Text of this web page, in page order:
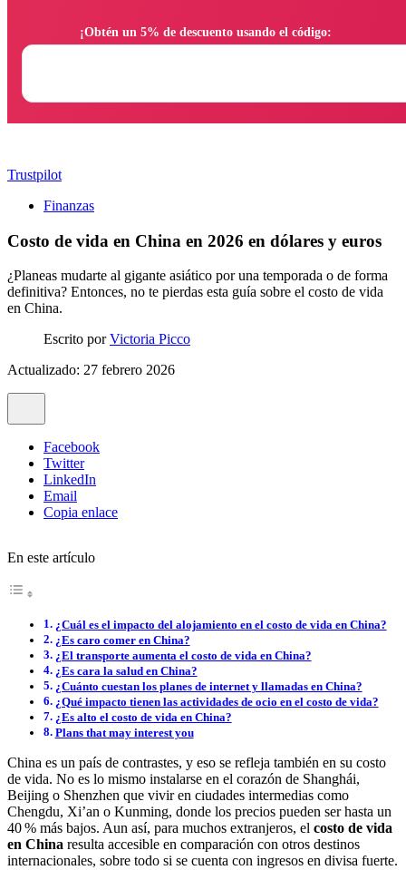
Trustpilot
Finanzas
Costo de vida en China en 2026 en dólares y euros
¿Planeas mudarte al gigante asiático por una temporada o de forma
definitiva? Entonces, no te pierdas esta guía sobre el costo de vida
en China.
Escrito porVictoria Picco
Actualizado: 27 febrero 2026
Facebook
Twitter
LinkedIn
Email
Copia enlace
En este artículo
¿Cuál es el impacto del alojamiento en el costo de vida en China?
¿Es caro comer en China?
¿El transporte aumenta el costo de vida en China?
¿Es cara la salud en China?
¿Cuánto cuestan los planes de internet y llamadas en China?
¿Qué impacto tienen las actividades de ocio en el costo de vida?
¿Es alto el costo de vida en China?
Plans that may interest you
China es un país de contrastes, y eso se refleja también en su costo
de vida. No es lo mismo instalarse en el corazón de Shanghái,
Beijing o Shenzhen que vivir en ciudades intermedias como
Chengdu, Xi’an o Kunming, donde los precios pueden ser hasta un
40 % más bajos. Aun así, para muchos extranjeros, el costo de vida
en China resulta accesible en comparación con otros destinos
internacionales, sobre todo si se cuenta con ingresos en divisa fuerte.